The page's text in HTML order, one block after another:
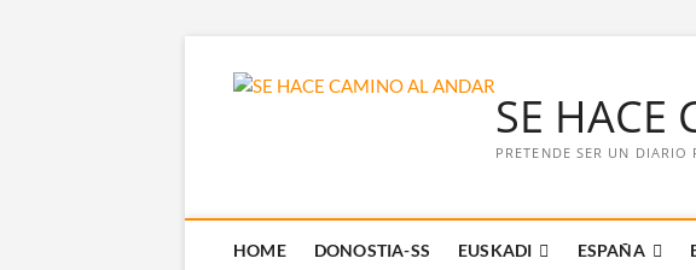
SE HACE
PRETENDE SER UN
HOME DONOSTIA-SS EUSKADI ESPAÑA